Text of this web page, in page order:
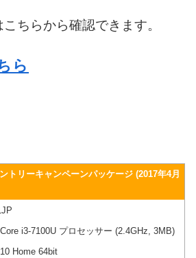
ちらから確認できます。
ら
トリーキャンペーンパッケージ (2017年4月
i3-7100U プロセッサー (2.4GHz, 3MB)
Home 64bit